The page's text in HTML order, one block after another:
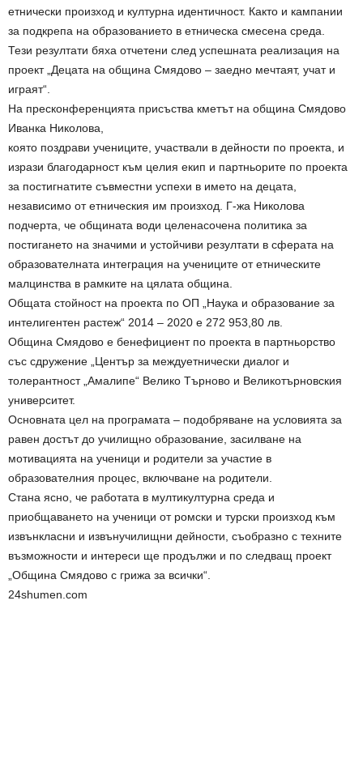
етнически произход и културна идентичност. Както и кампании
за подкрепа на образованието в етническа смесена среда.
Тези резултати бяха отчетени след успешната реализация на
проект „Децата на община Смядово – заедно мечтаят, учат и
играят“.
На пресконференцията присъства кметът на община Смядово
Иванка Николова,
която поздрави учениците, участвали в дейности по проекта, и
изрази благодарност към целия екип и партньорите по проекта
за постигнатите съвместни успехи в името на децата,
независимо от етническия им произход. Г-жа Николова
подчерта, че общината води целенасочена политика за
постигането на значими и устойчиви резултати в сферата на
образователната интеграция на учениците от етническите
малцинства в рамките на цялата община.
Общата стойност на проекта по ОП „Наука и образование за
интелигентен растеж“ 2014 – 2020 е 272 953,80 лв.
Община Смядово е бенефициент по проекта в партньорство
със сдружение „Център за междуетнически диалог и
толерантност „Амалипе“ Велико Търново и Великотърновския
университет.
Основната цел на програмата – подобряване на условията за
равен достът до училищно образование, засилване на
мотивацията на ученици и родители за участие в
образователния процес, включване на родители.
Стана ясно, че работата в мултикултурна среда и
приобщаването на ученици от ромски и турски произход към
извънкласни и извънучилищни дейности, съобразно с техните
възможности и интереси ще продължи и по следващ проект
„Община Смядово с грижа за всички“.
24shumen.com